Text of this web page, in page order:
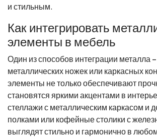
и стильным.
Как интегрировать
элементы в мебель
Один из способов интеграции металла
металлических ножек или каркасных
элементы не только обеспечивают
становятся яркими акцентами в
стеллажи с металлическим каркасом и
полками или кофейные столики с
выглядят стильно и гармонично в